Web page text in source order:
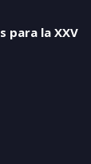
para la XXV